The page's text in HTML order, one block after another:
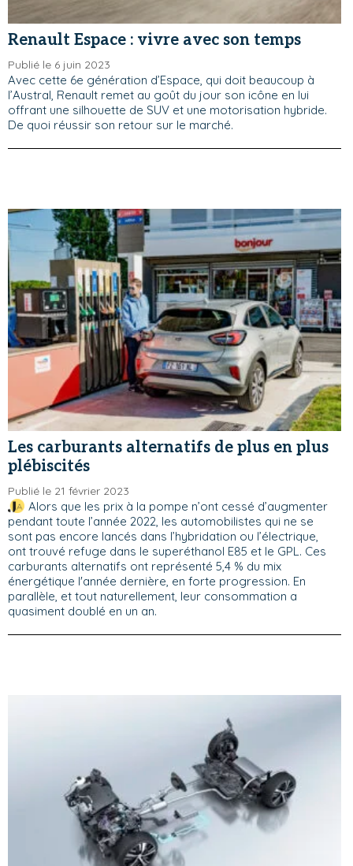
Renault Espace : vivre avec son temps
Publié le 6 juin 2023
Avec cette 6e génération d’Espace, qui doit beaucoup à
l’Austral, Renault remet au goût du jour son icône en lui
offrant une silhouette de SUV et une motorisation hybride.
De quoi réussir son retour sur le marché.
Les carburants alternatifs de plus en plus
plébiscités
Publié le 21 février 2023
Alors que les prix à la pompe n’ont cessé d’augmenter
pendant toute l’année 2022, les automobilistes qui ne se
sont pas encore lancés dans l’hybridation ou l’électrique,
ont trouvé refuge dans le superéthanol E85 et le GPL. Ces
carburants alternatifs ont représenté 5,4 % du mix
énergétique l'année dernière, en forte progression. En
parallèle, et tout naturellement, leur consommation a
quasiment doublé en un an.